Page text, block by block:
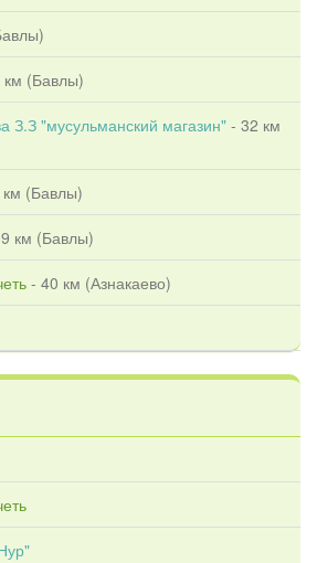
)
(Бавлы)
З.З "мусульманский магазин" - 32 км
(Бавлы)
км (Бавлы)
- 40 км (Азнакаево)